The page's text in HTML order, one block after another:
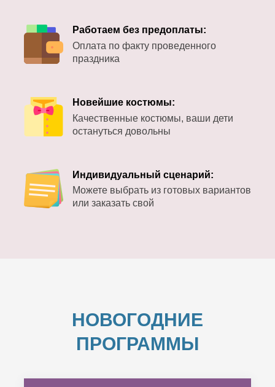
Работаем без предоплаты:
Оплата по факту проведенного
праздника
Новейшие костюмы:
Качественные костюмы, ваши дети
остануться довольны
Индивидуальный сценарий:
Можете выбрать из готовых вариантов
или заказать свой
НОВОГОДНИЕ
ПРОГРАММЫ